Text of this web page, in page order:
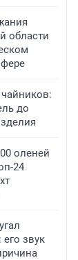
области
до
оленей
24
звук